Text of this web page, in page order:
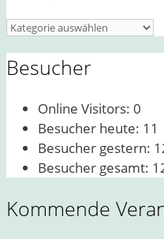
Kategorien
Besucher
Online Visitors: 0
Besucher heute: 11
Besucher gestern:
Besucher gesamt:
Kommende